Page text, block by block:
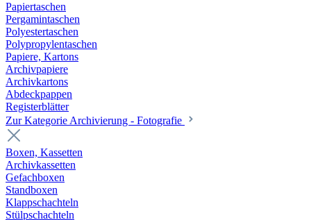
Papiertaschen
Pergamintaschen
Polyestertaschen
Polypropylentaschen
Papiere, Kartons
Archivpapiere
Archivkartons
Abdeckpappen
Registerblätter
Zur Kategorie Archivierung - Fotografie
Boxen, Kassetten
Archivkassetten
Gefachboxen
Standboxen
Klappschachteln
Stülpschachteln